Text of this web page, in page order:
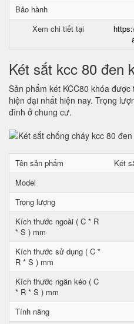
Bảo hành
Xem chi tiết tại
Két sắt kcc 80 đen
Sản phẩm két KCC80 khóa
hiện đại nhất hiện nay. Trọng
đình ở chung cư.
Tên sản phẩm
Két
Model
Trọng lượng
Kích thước ngoài ( C * R
* S ) mm
Kích thước sử dụng ( C *
R * S ) mm
Kích thước ngăn kéo ( C
* R * S ) mm
Tính năng